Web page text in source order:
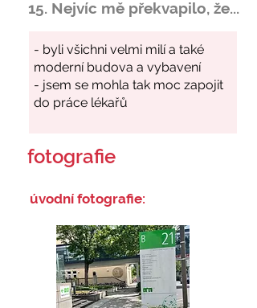
15. Nejvíc mě překvapilo, že...
fotografie
úvodní fotografie: